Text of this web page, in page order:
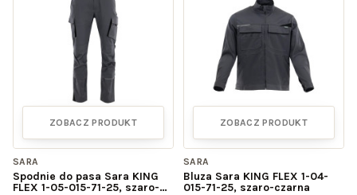
ZOBACZ PRODUKT
SARA
Spodnie do pasa Sara KING
FLEX 1-05-015-71-25, szaro-
ZOBACZ PRODUKT
SARA
Bluza Sara KING FLEX 1-04-
015-71-25, szaro-czarna